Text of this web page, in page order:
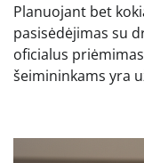
Planuojant bet
pasisėdėjimas su
oficialus
šeimininkams yra